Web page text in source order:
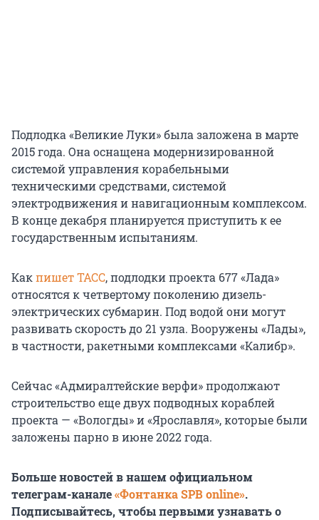
Подлодка «Великие Луки» была заложена в марте
2015 года. Она оснащена модернизированной
системой управления корабельными
техническими средствами, системой
электродвижения и навигационным комплексом.
В конце декабря планируется приступить к ее
государственным испытаниям.
Какпишет ТАСС, подлодки проекта 677 «Лада»
относятся к четвертому поколению дизель-
электрических субмарин. Под водой они могут
развивать скорость до 21 узла. Вооружены «Лады»,
в частности, ракетными комплексами «Калибр».
Сейчас «Адмиралтейские верфи» продолжают
строительство еще двух подводных кораблей
проекта — «Вологды» и «Ярославля», которые были
заложены парно в июне 2022 года.
Больше новостей в нашем официальном
телеграм-канале«Фонтанка SPB online».
Подписывайтесь, чтобы первыми узнавать о